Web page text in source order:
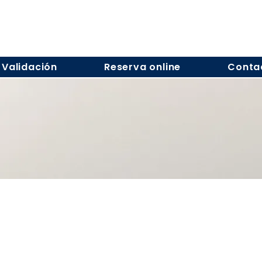
Validación Reserva online